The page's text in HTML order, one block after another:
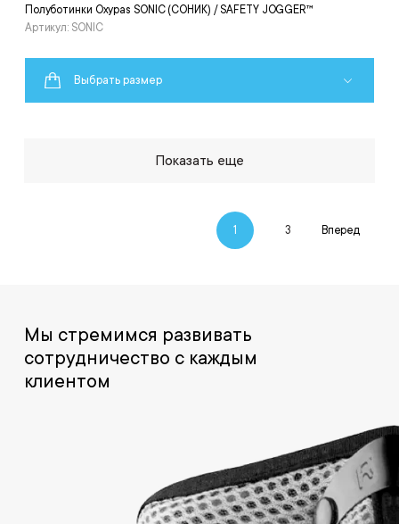
Полуботинки Oxypas SONIC (СОНИК) / SAFETY JOGGER™
Артикул: SONIC
Выбрать размер
Показать еще
1 3 Вперед
Мы стремимся развивать
сотрудничество с каждым
клиентом